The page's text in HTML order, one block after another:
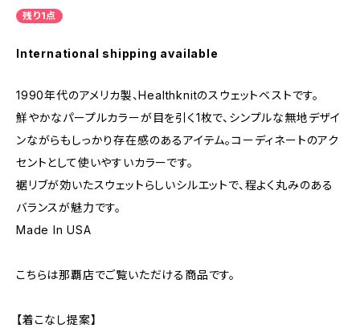
残り1点
International shipping available
1990年代のアメリカ製、Healthknitのスウェットベストです。
鮮やかなパープルカラーが目を引く1枚で、シンプルな無地デザイ
ンながらもしっかり存在感のあるアイテム。コーディネートのアク
セントとして使いやすいカラーです。
裾リブが効いたスウェットらしいシルエットで、程よく丸みのある
バランスが魅力です。
Made In USA
こちらは那覇店でご覧いただける商品です。
【着こなし提案】